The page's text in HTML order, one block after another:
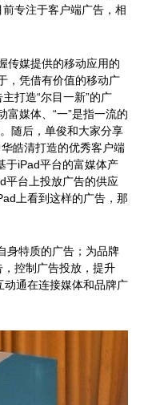
专注于客户端广告，相
传媒提供的移动应用的
，凭借有价值的移动广
打造“尔目一新”的广
富媒体、“一”是指一流的
随后，单俊和大家分享
皓清打造的优秀客户端
于iPad平台的富媒体产
平台上投放广告的供应
上看到这样的广告，那
身特质的广告；为品牌
控制广告投放，提升
动通在连接媒体和品牌广